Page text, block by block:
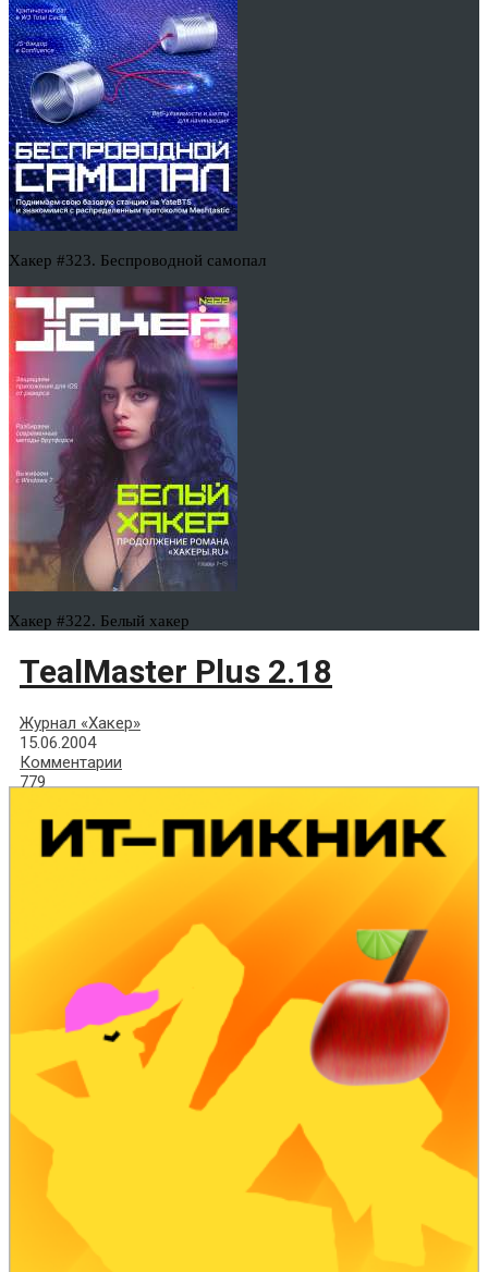
Хакер #323. Беспроводной самопал
Хакер #322. Белый хакер
TealMaster Plus 2.18
Журнал «Хакер»
15.06.2004
Комментарии
779